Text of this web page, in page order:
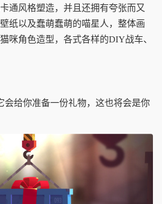
通风格塑造，并且还拥有夸张而又
纸以及蠢萌蠢萌的喵星人，整体画
咪角色造型，各式各样的DIY战车、
会给你准备一份礼物，这也将会是你